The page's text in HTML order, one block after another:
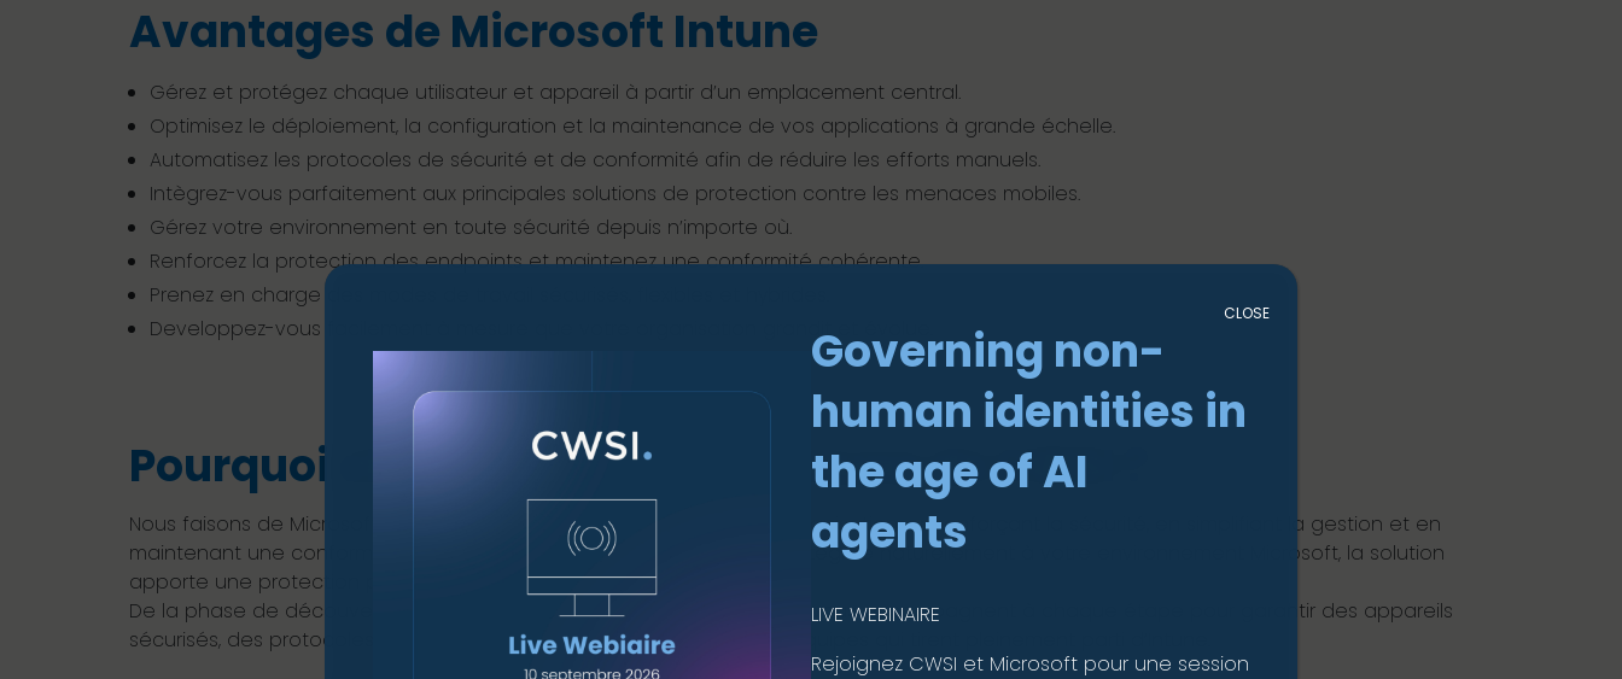
Avantages de Microsoft Intune
Gérez et protégez chaque utilisateur et appareil à partir d’un emplacement central.
Optimisez le déploiement, la configuration et la maintenance de vos applications à grande échelle.
Automatisez les protocoles de sécurité et de conformité afin de réduire les efforts manuels.
Intègrez-vous parfaitement aux principales solutions de protection contre les menaces mobiles.
Gérez votre environnement en toute sécurité depuis n’importe où.
Renforcez la protection des endpoints et maintenez une conformité cohérente.
Prenez en charge des modes de travail sécurisés, flexibles et hybrides.
Developpez-vous facilement à mesure que votre organisation grandit et évolue.
Pourquoi choisir les services Intune de CWSI ?
Nous faisons de Microsoft Intune un outil plus intelligent pour votre organisation, en renforçant la sécurité, en simplifiant la gestion et en
maintenant une conformité stable sur l’ensemble de vos endpoints. Intégrée naturellement à votre environnement Microsoft, la solution
apporte une protection plus profonde sans ajouter de complexité.
De la phase de découverte à la gestion quotidienne, nos spécialistes vous accompagnent à chaque étape pour garantir des appareils
sécurisés, des protocoles alignés sur les meilleures pratiques et des équipes qui tirent pleinement parti d’Intune.
Governing non-
human identities in
the age of AI
agents
LIVE WEBINAIRE
Rejoignez CWSI et Microsoft pour une session
CLOSE